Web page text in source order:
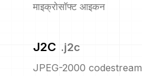
माइक्रोसॉफ्ट आइकन
J2C .j2c
JPEG-2000 codestream